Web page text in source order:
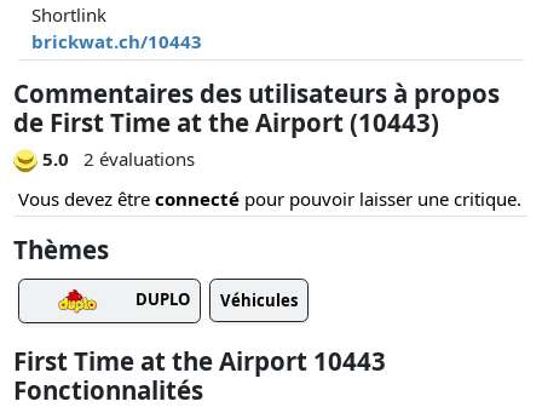
Shortlink
brickwat.ch/10443
Commentaires des utilisateurs à propos
de First Time at the Airport (10443)
5.0
2 évaluations
Vous devez être connecté pour pouvoir laisser une critique.
Thèmes
DUPLO Véhicules
First Time at the Airport 10443
Fonctionnalités